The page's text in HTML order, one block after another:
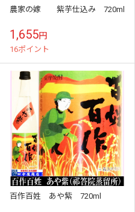
農家の嫁 紫芋仕込み 720ml
1,655円
16ポイント
百作百姓 あや紫 720ml